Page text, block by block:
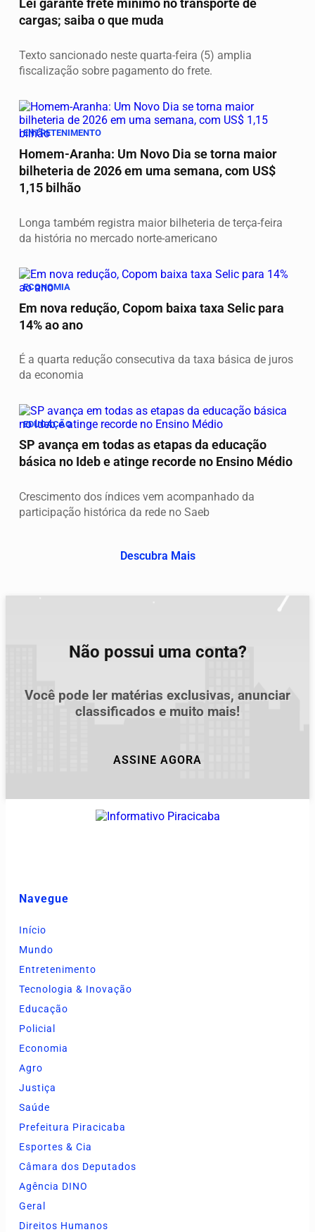
Lei garante frete mínimo no transporte de
cargas; saiba o que muda
Texto sancionado neste quarta-feira (5) amplia
fiscalização sobre pagamento do frete.
ENTRETENIMENTO
Homem-Aranha: Um Novo Dia se torna maior
bilheteria de 2026 em uma semana, com US$
1,15 bilhão
Longa também registra maior bilheteria de terça-feira
da história no mercado norte-americano
ECONOMIA
Em nova redução, Copom baixa taxa Selic para
14% ao ano
É a quarta redução consecutiva da taxa básica de juros
da economia
EDUCAÇÃO
SP avança em todas as etapas da educação
básica no Ideb e atinge recorde no Ensino Médio
Crescimento dos índices vem acompanhado da
participação histórica da rede no Saeb
Descubra Mais
Não possui uma conta?
Você pode ler matérias exclusivas, anunciar
classificados e muito mais!
ASSINE AGORA
Navegue
Início
Mundo
Entretenimento
Tecnologia & Inovação
Educação
Policial
Economia
Agro
Justiça
Saúde
Prefeitura Piracicaba
Esportes & Cia
Câmara dos Deputados
Agência DINO
Geral
Direitos Humanos